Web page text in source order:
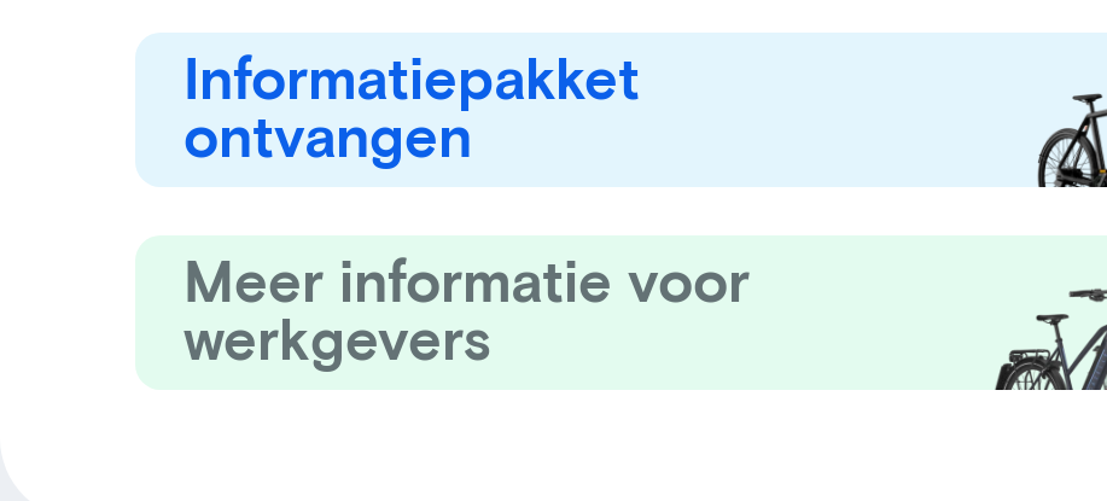
Informatiepakket
ontvangen
Meer informatie voor
werkgevers